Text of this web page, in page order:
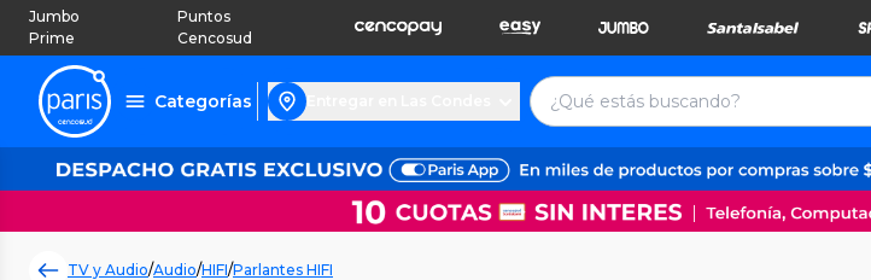
Jumbo
Prime
Puntos
Cencosud
Categorías
TV y Audio/Audio/HIFI/Parlantes HIFI